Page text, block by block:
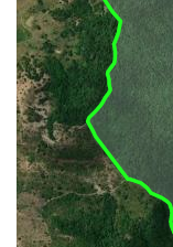
UC Federal
UC Estaduais
UC
Municipais
Hidrografia
1:1.000.000
(ANA)
Biomas